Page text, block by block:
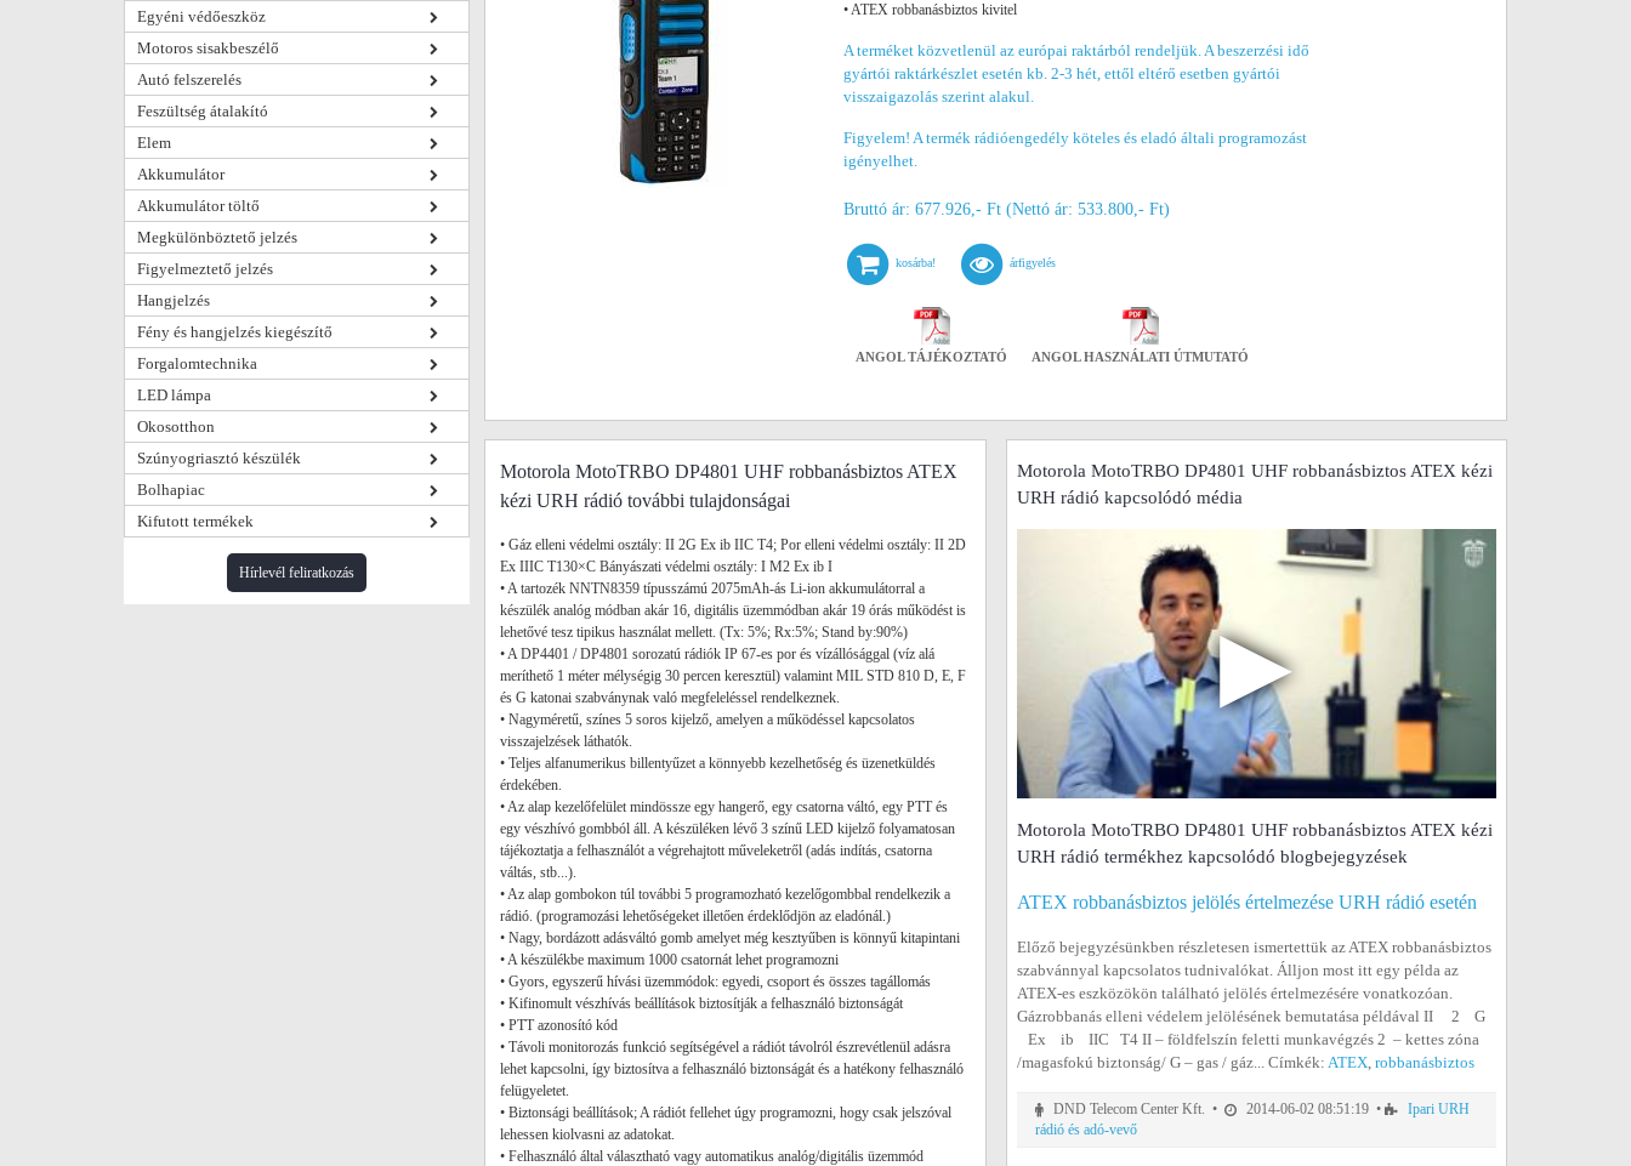
Egyéni védőeszköz
Motoros sisakbeszélő
Autó felszerelés
Feszültség átalakító
Elem
Akkumulátor
Akkumulátor töltő
Megkülönböztető jelzés
Figyelmeztető jelzés
Hangjelzés
Fény és hangjelzés kiegészítő
Forgalomtechnika
LED lámpa
Okosotthon
Szúnyogriasztó készülék
Bolhapiac
Kifutott termékek
Hírlevél feliratkozás
• ATEX robbanásbiztos kivitel
A terméket közvetlenül az európai raktárból rendeljük. A beszerzési idő
gyártói raktárkészlet esetén kb. 2-3 hét, ettől eltérő esetben gyártói
visszaigazolás szerint alakul.
Figyelem! A termék rádióengedély köteles és eladó általi programozást
igényelhet.
Bruttó ár: 677.926,- Ft (Nettó ár: 533.800,- Ft)
kosárba! árfigyelés
ANGOL TÁJÉKOZTATÓ ANGOL HASZNÁLATI ÚTMUTATÓ
Motorola MotoTRBO DP4801 UHF robbanásbiztos ATEX
kézi URH rádió további tulajdonságai
• Gáz elleni védelmi osztály: II 2G Ex ib IIC T4; Por elleni védelmi osztály: II 2D
Ex IIIC T130×C Bányászati védelmi osztály: I M2 Ex ib I
• A tartozék NNTN8359 típusszámú 2075mAh-ás Li-ion akkumulátorral a
készülék analóg módban akár 16, digitális üzemmódban akár 19 órás működést is
lehetővé tesz tipikus használat mellett. (Tx: 5%; Rx:5%; Stand by:90%)
• A DP4401 / DP4801 sorozatú rádiók IP 67-es por és vízállósággal (víz alá
meríthető 1 méter mélységig 30 percen keresztül) valamint MIL STD 810 D, E, F
és G katonai szabványnak való megfeleléssel rendelkeznek.
• Nagyméretű, színes 5 soros kijelző, amelyen a működéssel kapcsolatos
visszajelzések láthatók.
• Teljes alfanumerikus billentyűzet a könnyebb kezelhetőség és üzenetküldés
érdekében.
• Az alap kezelőfelület mindössze egy hangerő, egy csatorna váltó, egy PTT és
egy vészhívó gombból áll. A készüléken lévő 3 színű LED kijelző folyamatosan
tájékoztatja a felhasználót a végrehajtott műveleketről (adás indítás, csatorna
váltás, stb...).
• Az alap gombokon túl további 5 programozható kezelőgombbal rendelkezik a
rádió. (programozási lehetőségeket illetően érdeklődjön az eladónál.)
• Nagy, bordázott adásváltó gomb amelyet még kesztyűben is könnyű kitapintani
• A készülékbe maximum 1000 csatornát lehet programozni
• Gyors, egyszerű hívási üzemmódok: egyedi, csoport és összes tagállomás
• Kifinomult vészhívás beállítások biztosítják a felhasználó biztonságát
• PTT azonosító kód
• Távoli monitorozás funkció segítségével a rádiót távolról észrevétlenül adásra
lehet kapcsolni, így biztosítva a felhasználó biztonságát és a hatékony felhasználó
felügyeletet.
• Biztonsági beállítások; A rádiót fellehet úgy programozni, hogy csak jelszóval
lehessen kiolvasni az adatokat.
• Felhasználó által választható vagy automatikus analóg/digitális üzemmód
Motorola MotoTRBO DP4801 UHF robbanásbiztos ATEX kézi
URH rádió kapcsolódó média
▶
Motorola MotoTRBO DP4801 UHF robbanásbiztos ATEX kézi
URH rádió termékhez kapcsolódó blogbejegyzések
ATEX robbanásbiztos jelölés értelmezése URH rádió esetén
Előző bejegyzésünkben részletesen ismertettük az ATEX robbanásbiztos
szabvánnyal kapcsolatos tudnivalókat. Álljon most itt egy példa az
ATEX-es eszközökön található jelölés értelmezésére vonatkozóan.
Gázrobbanás elleni védelem jelölésének bemutatása példával II 2 G
Ex ib IIC T4 II – földfelszín feletti munkavégzés 2 – kettes zóna
/magasfokú biztonság/ G – gas / gáz... Címkék: ATEX, robbanásbiztos
DND Telecom Center Kft. • 2014-06-02 08:51:19 •
Ipari URH
rádió és adó-vevő